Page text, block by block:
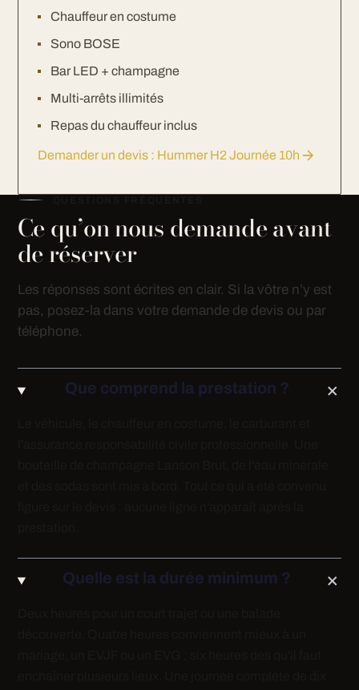
Chauffeur en costume
Sono BOSE
Bar LED + champagne
Multi-arrêts illimités
Repas du chauffeur inclus
Demander un devis : Hummer H2 Journée 10h
Ce qu’on nous demande avant
de réserver
Les réponses sont écrites en clair. Si la vôtre n’y est
pas, posez-la dans votre demande de devis ou par
téléphone.
Que comprend la prestation ?
Quelle est la durée minimum ?